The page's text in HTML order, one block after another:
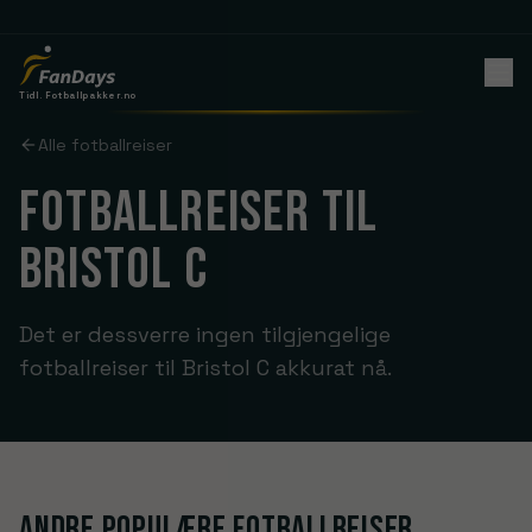
Tidl. Fotballpakker.no
Alle fotballreiser
FOTBALLREISER TIL
BRISTOL C
Det er dessverre ingen tilgjengelige
fotballreiser til Bristol C akkurat nå.